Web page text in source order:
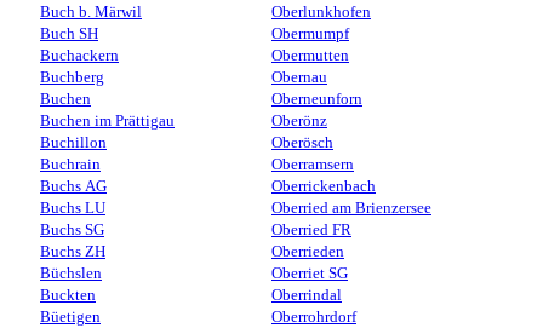
Buch b. Märwil
Buch SH
Buchackern
Buchberg
Buchen
Buchen im Prättigau
Buchillon
Buchrain
Buchs AG
Buchs LU
Buchs SG
Buchs ZH
Büchslen
Buckten
Büetigen
Oberlunkhofen
Obermumpf
Obermutten
Obernau
Oberneunforn
Oberönz
Oberösch
Oberramsern
Oberrickenbach
Oberried am Brienzersee
Oberried FR
Oberrieden
Oberriet SG
Oberrindal
Oberrohrdorf